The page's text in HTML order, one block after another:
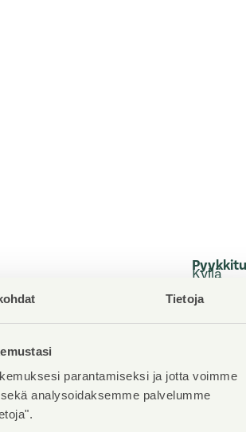
Tietoja
parantamiseksi ja jotta voimme
analysoidaksemme palvelumme
Kyllä
Kyllä